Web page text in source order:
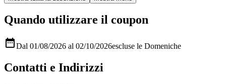
Quando utilizzare il coupon
Dal 01/08/2026 al 02/10/2026escluse le Domeniche
Contatti e Indirizzi